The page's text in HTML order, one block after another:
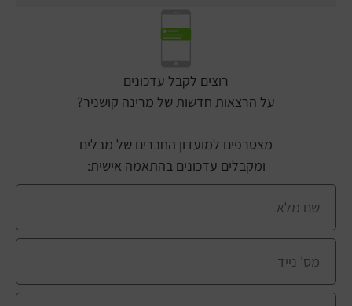
רוצים לקבל עדכונים
על הרצאות חדשות של מרינה קושניר?
מצטרפים למועדון החברים של מבלים
ומקבלים עדכונים בהתאמה אישית: